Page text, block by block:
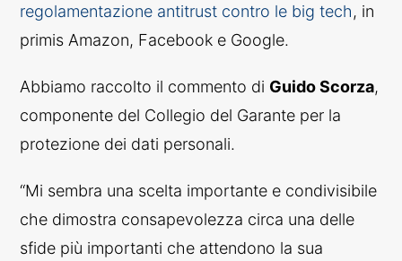
regolamentazione antitrust contro le big tech, in
primis Amazon, Facebook e Google.
Abbiamo raccolto il commento di Guido Scorza,
componente del Collegio del Garante per la
protezione dei dati personali.
“Mi sembra una scelta importante e condivisibile
che dimostra consapevolezza circa una delle
sfide più importanti che attendono la sua